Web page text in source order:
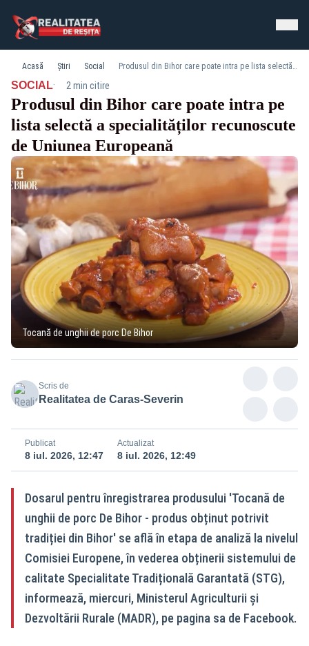
Acasă Știri Social Produsul din Bihor care poate intra pe lista selectă a specialităților recunoscute de Uniunea Europeană
SOCIAL· 2 min citire
Produsul din Bihor care poate intra pe
lista selectă a specialităților recunoscute
de Uniunea Europeană
Tocană de unghii de porc De Bihor
Scris de
Realitatea de Caras-Severin
Publicat
8 iul. 2026, 12:47
Actualizat
8 iul. 2026, 12:49
Dosarul pentru înregistrarea produsului 'Tocană de
unghii de porc De Bihor - produs obținut potrivit
tradiției din Bihor' se află în etapa de analiză la nivelul
Comisiei Europene, în vederea obținerii sistemului de
calitate Specialitate Tradițională Garantată (STG),
informează, miercuri, Ministerul Agriculturii și
Dezvoltării Rurale (MADR), pe pagina sa de Facebook.